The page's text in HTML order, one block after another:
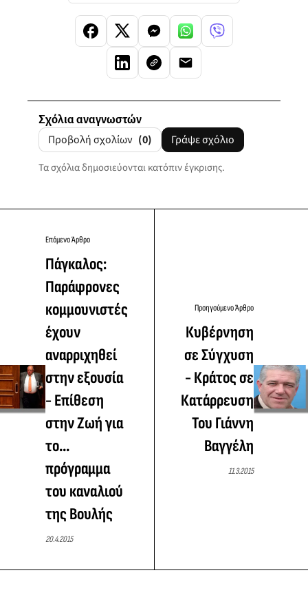
Σχόλια αναγνωστών
Προβολή σχολίων (0) Γράψε σχόλιο
Τα σχόλια δημοσιεύονται κατόπιν έγκρισης.
Επόμενο Άρθρο
Πάγκαλος:
Παράφρονες
κομμουνιστές
έχουν
αναρριχηθεί
στην εξουσία
- Επίθεση
στην Ζωή για
το...
πρόγραμμα
του καναλιού
της Βουλής
20.4.2015
Προηγούμενο Άρθρο
Κυβέρνηση
σε Σύγχυση
- Κράτος σε
Κατάρρευση
Του Γιάννη
Βαγγέλη
11.3.2015